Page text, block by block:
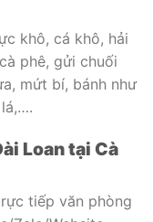
khô, cá khô, hải
phê, gửi chuối
mứt bí, bánh như
Loan tại Cà
tiếp văn phòng